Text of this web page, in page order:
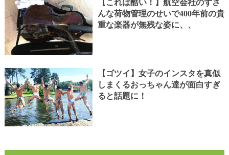
【これは酷い！】航空会社のずさ
んな荷物管理のせいで400年前の貴
重な楽器が無残な姿に、、
【ゴツイ】女子のインスタを真似
しまくるおっちゃん達が面白すぎ
ると話題に！